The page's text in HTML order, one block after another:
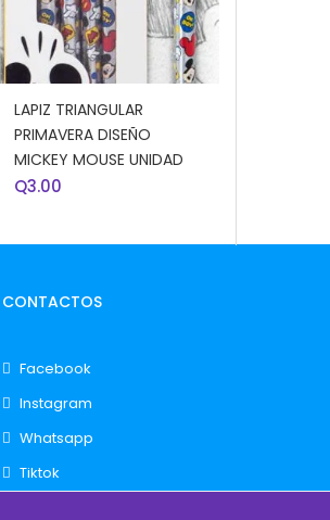
AÑADIR AL CARRITO
LAPIZ TRIANGULAR
PRIMAVERA DISEÑO
MICKEY MOUSE UNIDAD
Q3.00
CONTACTOS
Facebook
Instagram
Whatsapp
Tiktok